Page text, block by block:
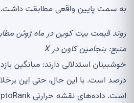
به سمت پایین واقعی مطابقت داشت.
منبع:بنجامین کاون در X
درصد است. با این حال، حتی این